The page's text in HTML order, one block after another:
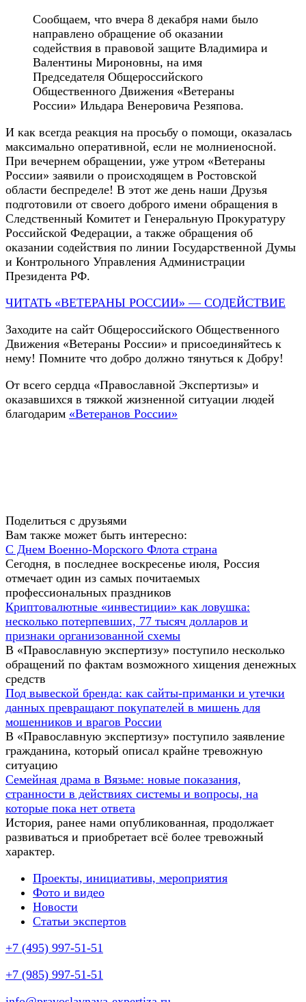
Сообщаем, что вчера 8 декабря нами было
направлено обращение об оказании
содействия в правовой защите Владимира и
Валентины Мироновны, на имя
Председателя Общероссийского
Общественного Движения «Ветераны
России» Ильдара Венеровича Резяпова.
И как всегда реакция на просьбу о помощи, оказалась
максимально оперативной, если не молниеносной.
При вечернем обращении, уже утром «Ветераны
России» заявили о происходящем в Ростовской
области беспределе! В этот же день наши Друзья
подготовили от своего доброго имени обращения в
Следственный Комитет и Генеральную Прокуратуру
Российской Федерации, а также обращения об
оказании содействия по линии Государственной Думы
и Контрольного Управления Администрации
Президента РФ.
ЧИТАТЬ «ВЕТЕРАНЫ РОССИИ» — СОДЕЙСТВИЕ
Заходите на сайт Общероссийского Общественного
Движения «Ветераны России» и присоединяйтесь к
нему! Помните что добро должно тянуться к Добру!
От всего сердца «Православной Экспертизы» и
оказавшихся в тяжкой жизненной ситуации людей
благодарим «Ветеранов России»
Поделиться с друзьями
Вам также может быть интересно:
С Днем Военно-Морского Флота страна
Сегодня, в последнее воскресенье июля, Россия
отмечает один из самых почитаемых
профессиональных праздников
Криптовалютные «инвестиции» как ловушка:
несколько потерпевших, 77 тысяч долларов и
признаки организованной схемы
В «Православную экспертизу» поступило несколько
обращений по фактам возможного хищения денежных
средств
Под вывеской бренда: как сайты-приманки и утечки
данных превращают покупателей в мишень для
мошенников и врагов России
В «Православную экспертизу» поступило заявление
гражданина, который описал крайне тревожную
ситуацию
Семейная драма в Вязьме: новые показания,
странности в действиях системы и вопросы, на
которые пока нет ответа
История, ранее нами опубликованная, продолжает
развиваться и приобретает всё более тревожный
характер.
Проекты, инициативы, мероприятия
Фото и видео
Новости
Статьи экспертов
+7 (495) 997-51-51
+7 (985) 997-51-51